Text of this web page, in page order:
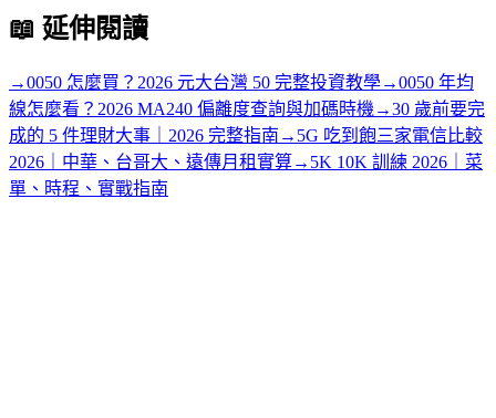
📖 延伸閱讀
→0050 怎麼買？2026 元大台灣 50 完整投資教學→0050 年均
線怎麼看？2026 MA240 偏離度查詢與加碼時機 →30 歲前要完
成的 5 件理財大事｜2026 完整指南 → 5G 吃到飽三家電信比較
2026｜中華、台哥大、遠傳月租實算→ 5K 10K 訓練 2026｜菜
單、時程、實戰指南